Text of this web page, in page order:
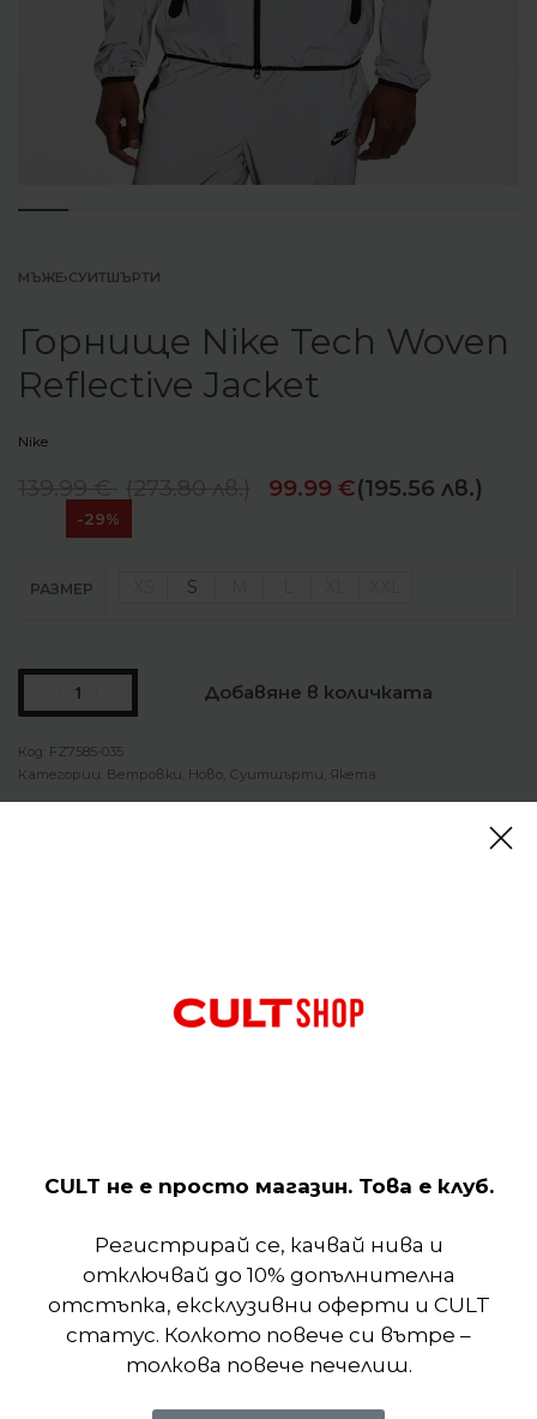
МЪЖЕ›СУИТШЪРТИ
Горнище Nike Tech Woven
Reflective Jacket
Nike
99.99 €(195.56 лв.)
-29%
РАЗМЕР S
Добавяне в количката
FZ7585-035
Категории: Ветровки Ново Суитшърти Якета
Бъдете в светлината на прожекторите.
Подобни продукти
CULT не е просто магазин. Това е клуб.
Регистрирай се, качвай нива и
отключвай до 10% допълнителна
отстъпка, ексклузивни оферти и CULT
статус. Колкото повече си вътре –
толкова повече печелиш.